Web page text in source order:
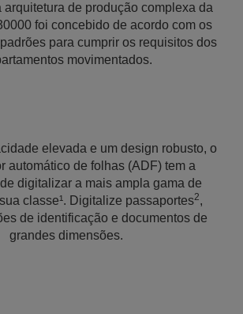
arquitetura de produção complexa da
foi concebido de acordo com os
para cumprir os requisitos dos
movimentados.
elevada e um design robusto, o
automático de folhas (ADF) tem a
digitalizar a mais ampla gama de
classe¹. Digitalize passaportes2,
de identificação e documentos de
grandes dimensões.